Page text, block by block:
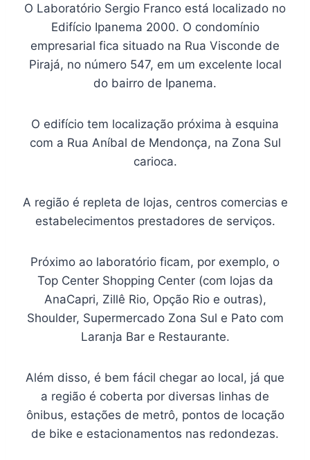
O Laboratório Sergio Franco está localizado no
Edifício Ipanema 2000. O condomínio
empresarial fica situado na Rua Visconde de
Pirajá, no número 547, em um excelente local
do bairro de Ipanema.
O edifício tem localização próxima à esquina
com a Rua Aníbal de Mendonça, na Zona Sul
carioca.
A região é repleta de lojas, centros comercias e
estabelecimentos prestadores de serviços.
Próximo ao laboratório ficam, por exemplo, o
Top Center Shopping Center (com lojas da
AnaCapri, Zillê Rio, Opção Rio e outras),
Shoulder, Supermercado Zona Sul e Pato com
Laranja Bar e Restaurante.
Além disso, é bem fácil chegar ao local, já que
a região é coberta por diversas linhas de
ônibus, estações de metrô, pontos de locação
de bike e estacionamentos nas redondezas.